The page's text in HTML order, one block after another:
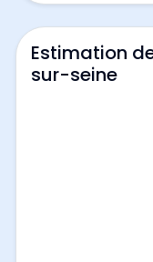
Estimation
sur-seine